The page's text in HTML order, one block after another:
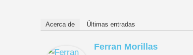
Acerca de Últimas entradas
Ferran Morillas